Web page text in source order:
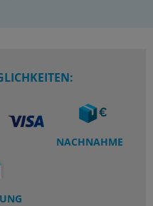
NACHNAHME